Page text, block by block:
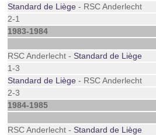
Standard de Liège - RSC Anderlecht
2-1
1983-1984
RSC Anderlecht -Standard de Liège
1-3
Standard de Liège - RSC Anderlecht
2-3
1984-1985
RSC Anderlecht -Standard de Liège